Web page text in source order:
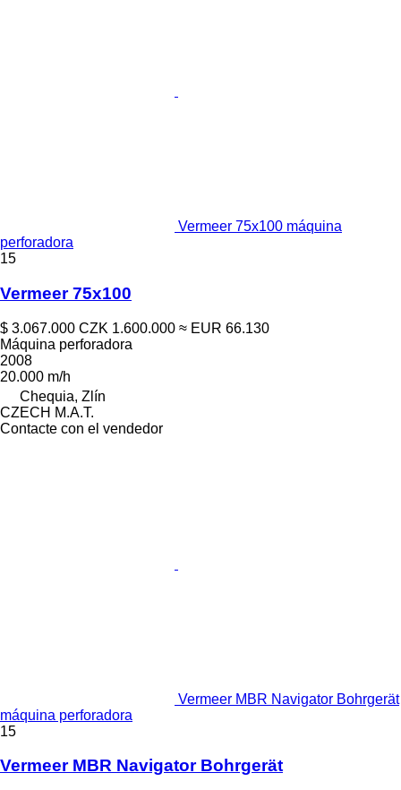
Vermeer 75x100 máquina
perforadora
15
Vermeer 75x100
$ 3.067.000 CZK 1.600.000 ≈ EUR 66.130
Máquina perforadora
2008
20.000 m/h
Chequia, Zlín
CZECH M.A.T.
Contacte con el vendedor
Vermeer MBR Navigator Bohrgerät
máquina perforadora
15
Vermeer MBR Navigator Bohrgerät